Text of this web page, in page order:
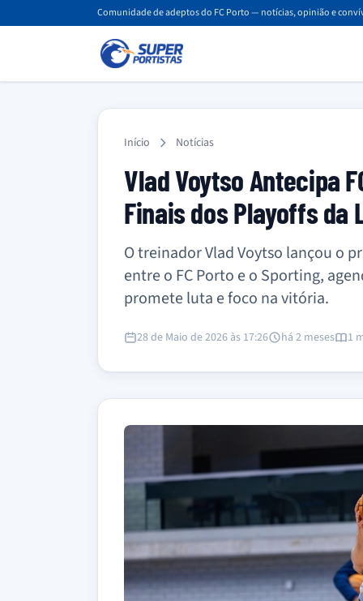
Comunidade de adeptos do FC Porto — notícias, opinião e
Início Notícias
Vlad Voytso Antecipa
Finais dos Playoffs da
O treinador Vlad Voytso lançou o
entre o FC Porto e o Sporting,
promete luta e foco na vitória.
28 de Maio de 2026 às 17:26 há 2 meses 1